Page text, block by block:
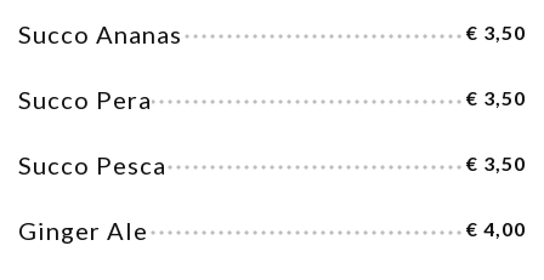
Succo Ananas € 3,50
Succo Pera € 3,50
Succo Pesca € 3,50
Ginger Ale € 4,00